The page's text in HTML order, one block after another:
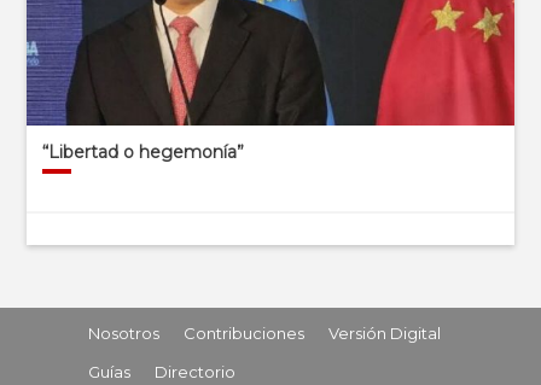
“Libertad o hegemonía”
Nosotros Contribuciones
Versión Digital
Guías
Directorio